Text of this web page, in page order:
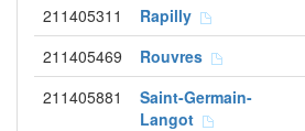
211405311 Rapilly
211405469 Rouvres
211405881
Saint-Germain-
Langot